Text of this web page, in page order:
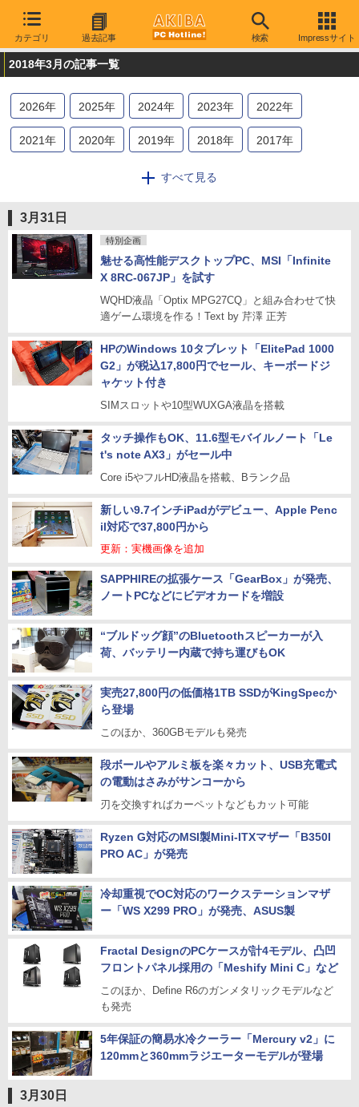
カテゴリ 過去記事 検索 Impressサイト
2018年3月の記事一覧
2026年 2025年 2024年 2023年 2022年
2021年 2020年 2019年 2018年 2017年
2014年 2013
すべて見る
3月31日
特別企画
魅せる高性能デスクトップPC、MSI「Infinite
X 8RC-067JP」を試す
WQHD液晶「Optix MPG27CQ」と組み合わせて快
適ゲーム環境を作る！Text by 芹澤 正芳
HPのWindows 10タブレット「ElitePad 1000
G2」が税込17,800円でセール、キーボードジ
ャケット付き
SIMスロットや10型WUXGA液晶を搭載
タッチ操作もOK、11.6型モバイルノート「Le
t's note AX3」がセール中
Core i5やフルHD液晶を搭載、Bランク品
新しい9.7インチiPadがデビュー、Apple Penc
il対応で37,800円から
更新：実機画像を追加
SAPPHIREの拡張ケース「GearBox」が発売、
ノートPCなどにビデオカードを増設
“ブルドッグ顔”のBluetoothスピーカーが入
荷、バッテリー内蔵で持ち運びもOK
実売27,800円の低価格1TB SSDがKingSpecか
ら登場
このほか、360GBモデルも発売
段ボールやアルミ板を楽々カット、USB充電式
の電動はさみがサンコーから
刃を交換すればカーペットなどもカット可能
Ryzen G対応のMSI製Mini-ITXマザー「B350I
PRO AC」が発売
冷却重視でOC対応のワークステーションマザ
ー「WS X299 PRO」が発売、ASUS製
Fractal DesignのPCケースが計4モデル、凸凹
フロントパネル採用の「Meshify Mini C」など
このほか、Define R6のガンメタリックモデルなど
も発売
5年保証の簡易水冷クーラー「Mercury v2」に
120mmと360mmラジエーターモデルが登場
3月30日